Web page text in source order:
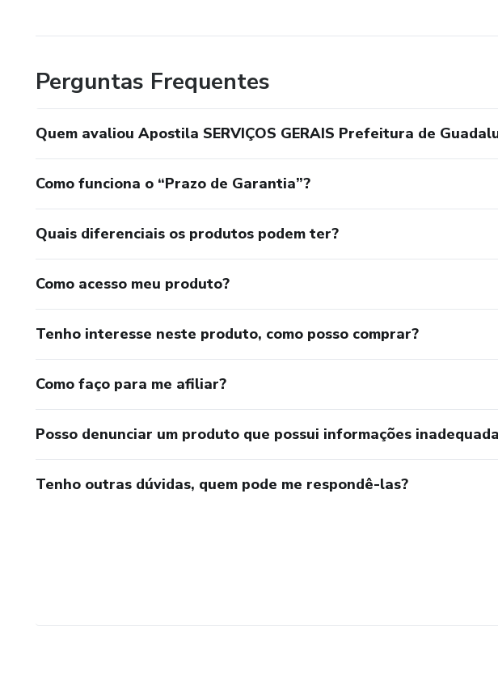
Perguntas Frequentes
Quem avaliou Apostila SERVIÇOS GERAIS Prefeitura de
Como funciona o “Prazo de Garantia”?
Quais diferenciais os produtos podem ter?
Como acesso meu produto?
Tenho interesse neste produto, como posso comprar?
Como faço para me afiliar?
Posso denunciar um produto que possui informações
Tenho outras dúvidas, quem pode me respondê-las?